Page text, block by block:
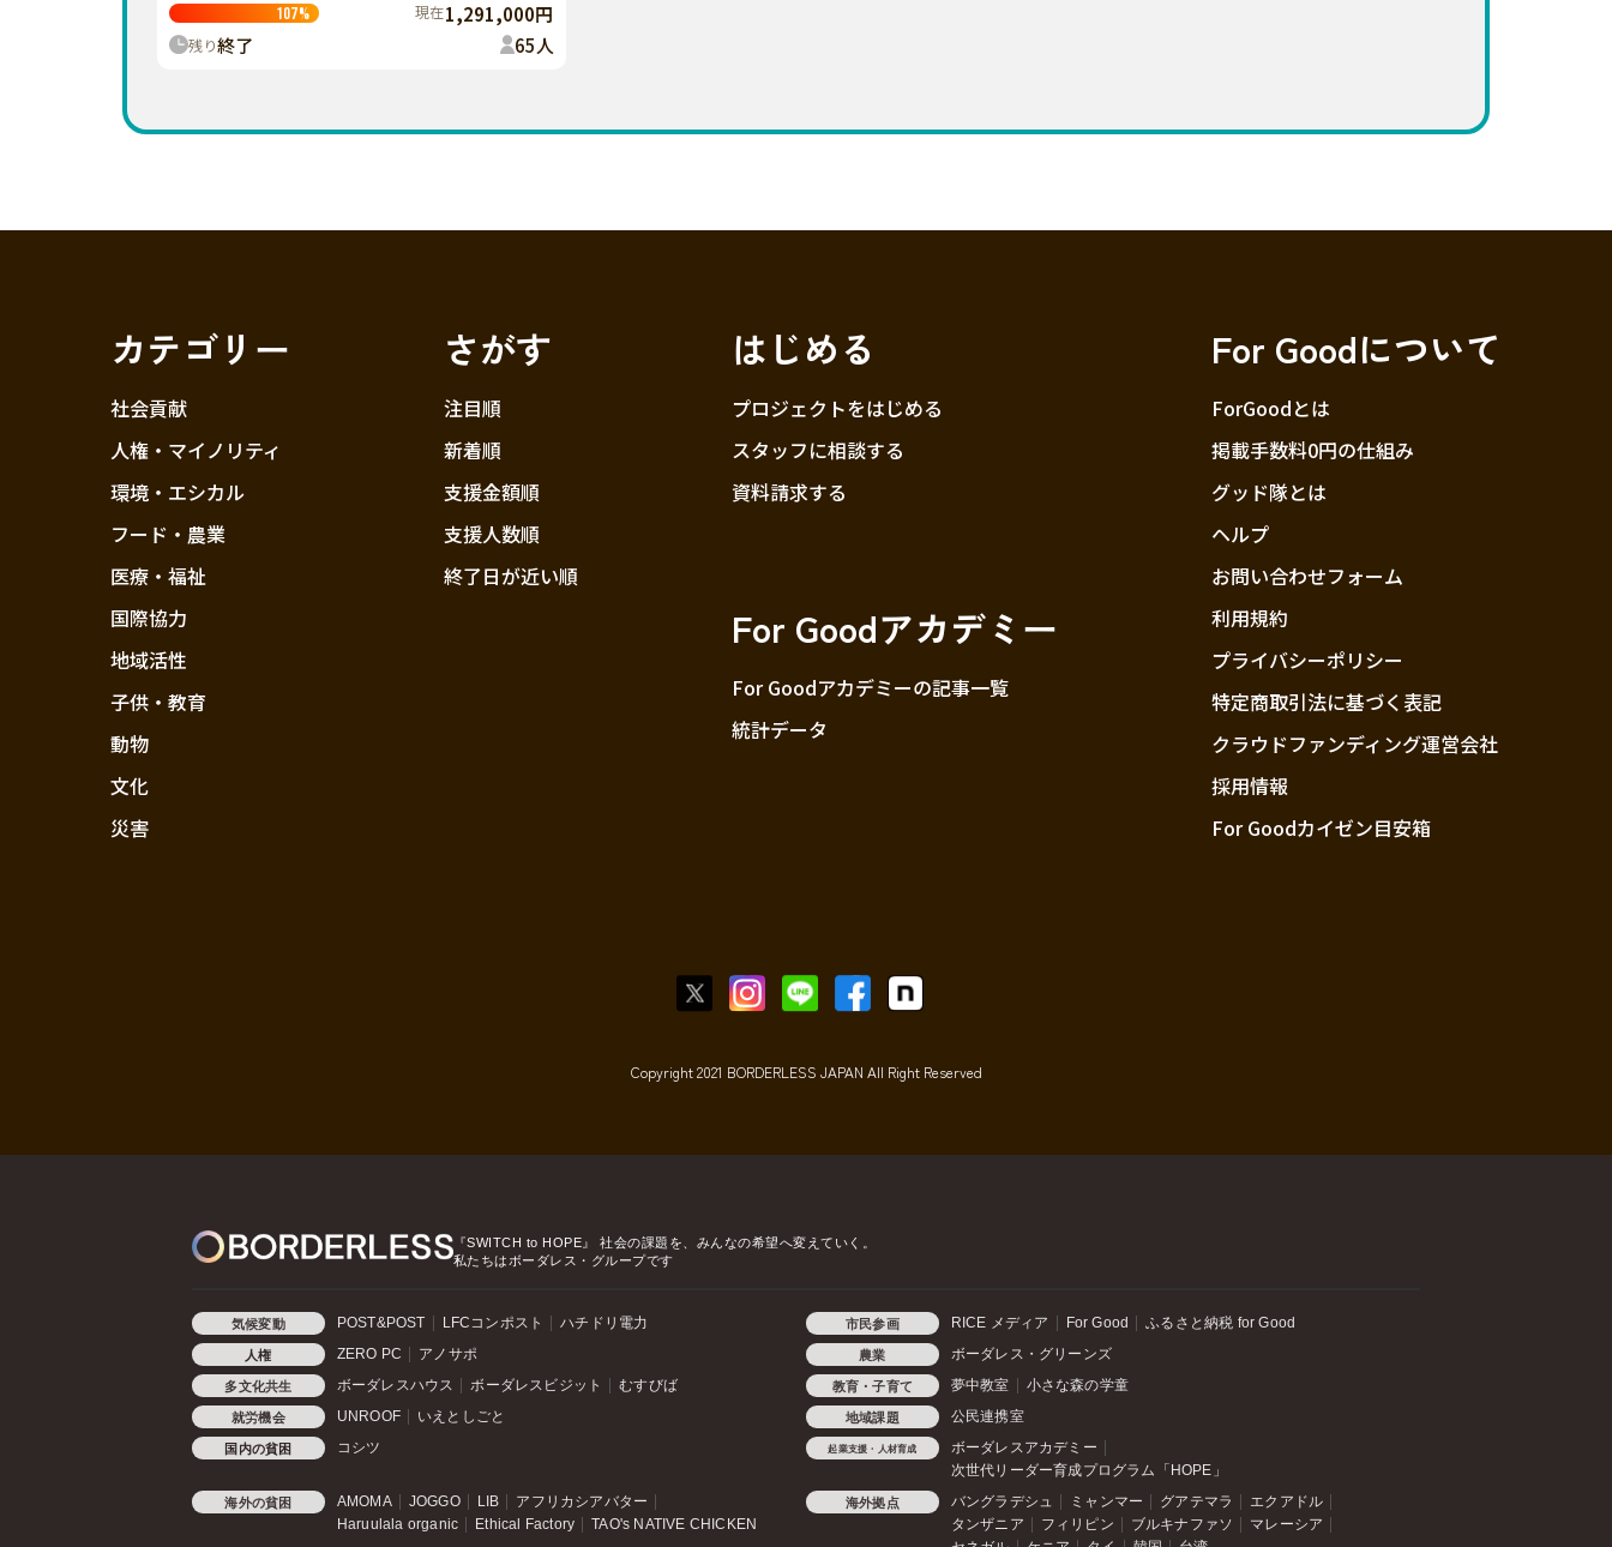
107% 現在1,291,000円
残り終了 65人
カテゴリー
社会貢献
人権・マイノリティ
環境・エシカル
フード・農業
医療・福祉
国際協力
地域活性
子供・教育
動物
文化
災害
さがす
注目順
新着順
支援金額順
支援人数順
終了日が近い順
はじめる
プロジェクトをはじめる
スタッフに相談する
資料請求する
For Goodアカデミー
For Goodアカデミーの記事一覧
統計データ
For Goodについて
ForGoodとは
掲載手数料0円の仕組み
グッド隊とは
ヘルプ
お問い合わせフォーム
利用規約
プライバシーポリシー
特定商取引法に基づく表記
クラウドファンディング運営会社
採用情報
For Goodカイゼン目安箱
Copyright 2021 BORDERLESS JAPAN All Right Reserved
『SWITCH to HOPE』
社会の課題を、みんなの希望へ変えていく。
私たちはボーダレス・グループです
気候変動 POST&POST LFCコンポスト ハチドリ電力 市民参画 RICE メディア For Good ふるさと納税 for Good
人権 ZERO PC アノサポ 農業 ボーダレス・グリーンズ
多文化共生 ボーダレスハウス ボーダレスビジット むすびば 教育・子育て 夢中教室 小さな森の学童
就労機会 UNROOF いえとしごと 地域課題 公民連携室
国内の貧困 コシツ 起業支援・人材育成
ボーダレスアカデミー
次世代リーダー育成プログラム「HOPE」
海外の貧困 AMOMA JOGGO LIB
アフリカシアバター
Haruulala organic
Ethical Factory TAO's NATIVE CHICKEN
海外拠点 バングラデシュ ミャンマー グアテマラ
エクアドル
タンザニア
フィリピン ブルキナファソ
マレーシア